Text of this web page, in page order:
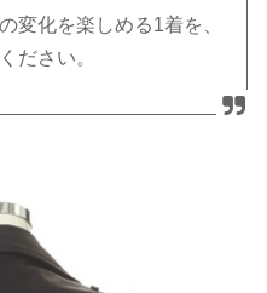
変化を楽しめる1着を、
ださい。